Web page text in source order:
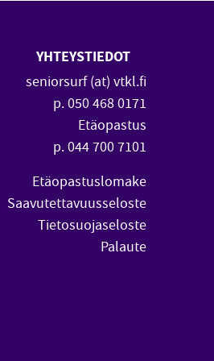
YHTEYSTIEDOT
seniorsurf (at) vtkl.fi
p. 050 468 0171
Etäopastus
p. 044 700 7101
Etäopastuslomake
Saavutettavuusseloste
Tietosuojaseloste
Palaute